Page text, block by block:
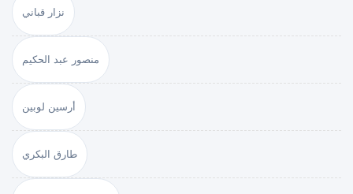
نزار قباني
منصور عبد الحكيم
أرسين لوبين
طارق البكري